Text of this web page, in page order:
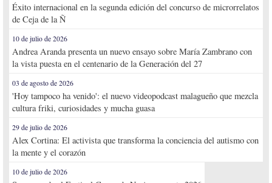
Éxito internacional en la segunda edición del concurso de microrrelatos
de Ceja de la Ñ
10 de julio de 2026
Andrea Aranda presenta un nuevo ensayo sobre María Zambrano con
la vista puesta en el centenario de la Generación del 27
03 de agosto de 2026
'Hoy tampoco ha venido': el nuevo videopodcast malagueño que mezcla
cultura friki, curiosidades y mucha guasa
29 de julio de 2026
Alex Cortina: El activista que transforma la conciencia del autismo con
la mente y el corazón
10 de julio de 2026